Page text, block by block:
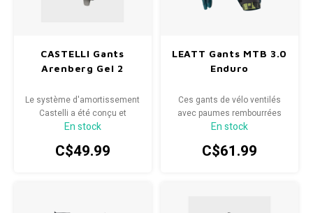
CASTELLI Gants
Arenberg Gel 2
Le système d'amortissement
Castelli a été conçu et
fabriqué pour résoudre un
souffrent de nombreux
En stock
C$49.99
LEATT Gants MTB 3.0
Enduro
Ces gants de vélo ventilés
avec paumes rembourrées
sont fins et résistants.
En stock
C$61.99